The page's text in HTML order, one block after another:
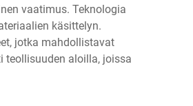
vaatimus. Teknologia
käsittelyn.
jotka mahdollistavat
teollisuuden aloilla, joissa